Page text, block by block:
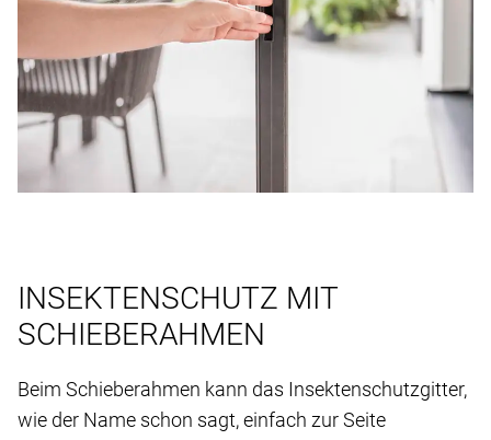
INSEKTENSCHUTZ MIT
SCHIEBERAHMEN
Beim Schieberahmen kann das Insektenschutzgitter,
wie der Name schon sagt, einfach zur Seite